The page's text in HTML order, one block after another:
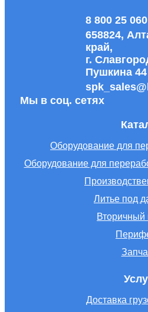
8 800 25
658824,
край,
г.
Пушкина 44
Мы в соц. сетях
Оборудование для
Оборудование для
Литье под
Вторичный
Доставка